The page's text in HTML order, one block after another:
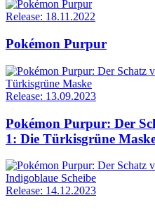
Release: 18.11.2022
Pokémon Purpur
Release: 13.09.2023
Pokémon Purpur: Der
1: Die Türkisgrüne
Release: 14.12.2023